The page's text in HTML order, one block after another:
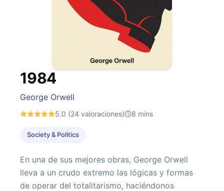
1984
George Orwell
5.0 (24 valoraciones) 8 mins
Society & Politics
En una de sus mejores obras, George Orwell
lleva a un crudo extremo las lógicas y formas
de operar del totalitarismo, haciéndonos